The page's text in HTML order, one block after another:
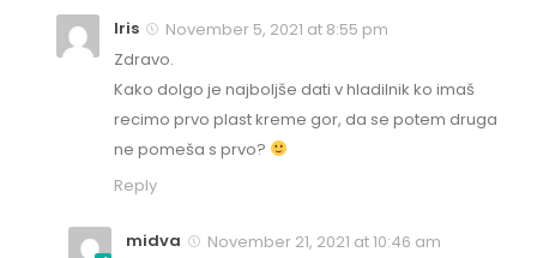
Iris
November 5, 2021 at 8:55 pm
Zdravo.
Kako dolgo je najboljše dati v hladilnik ko imaš
recimo prvo plast kreme gor, da se potem druga
ne pomeša s prvo?
Reply
midva
November 21, 2021 at 10:46 am